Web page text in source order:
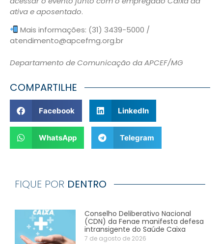
ativa e aposentado.
Mais informações: (31) 3439-5000 /
atendimento@apcefmg.org.br
Departamento de Comunicação da APCEF/MG
COMPARTILHE
Facebook LinkedIn
WhatsApp Telegram
FIQUE POR DENTRO
Conselho Deliberativo Nacional
(CDN) da Fenae manifesta defesa
intransigente do Saúde Caixa
7 de agosto de 2026